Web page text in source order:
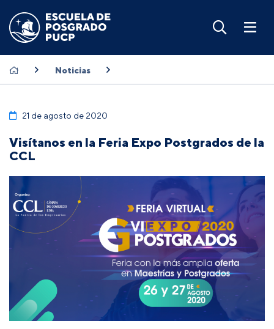
Noticias
21 de agosto de 2020
Visítanos en la Feria Expo Postgrados de la
CCL